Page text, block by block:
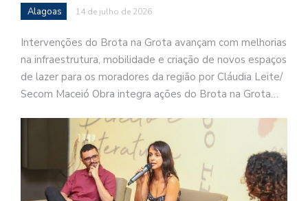
Alagoas 14 de julho de 2026
Intervenções do Brota na Grota avançam com melhorias
na infraestrutura, mobilidade e criação de novos espaços
de lazer para os moradores da região por Cláudia Leite/
Secom Maceió Obra integra ações do Brota na Grota…